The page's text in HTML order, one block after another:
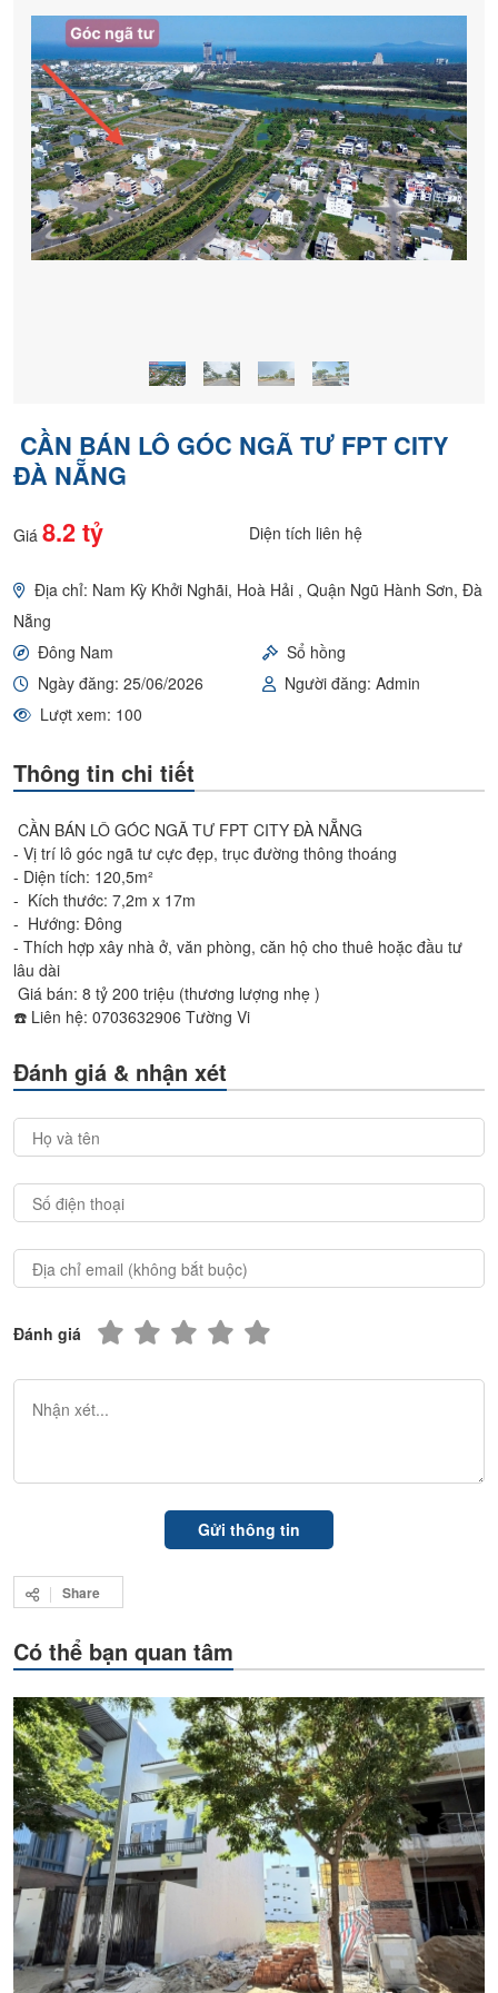
CẦN BÁN LÔ GÓC NGÃ TƯ FPT CITY
ĐÀ NẴNG
Giá 8.2 tỷ Diện tích liên hệ
Địa chỉ: Nam Kỳ Khởi Nghãi, Hoà Hải , Quận Ngũ Hành Sơn, Đà
Nẵng
Đông Nam
Sổ hồng
Ngày đăng: 25/06/2026
Người đăng: Admin
Lượt xem: 100
Thông tin chi tiết
CẦN BÁN LÔ GÓC NGÃ TƯ FPT CITY ĐÀ NẴNG
- Vị trí lô góc ngã tư cực đẹp, trục đường thông thoáng
- Diện tích: 120,5m²
- Kích thước: 7,2m x 17m
- Hướng: Đông
- Thích hợp xây nhà ở, văn phòng, căn hộ cho thuê hoặc đầu tư
lâu dài
Giá bán: 8 tỷ 200 triệu (thương lượng nhẹ )
☎️ Liên hệ: 0703632906 Tường Vi
Đánh giá & nhận xét
Đánh giá
Share
Có thể bạn quan tâm